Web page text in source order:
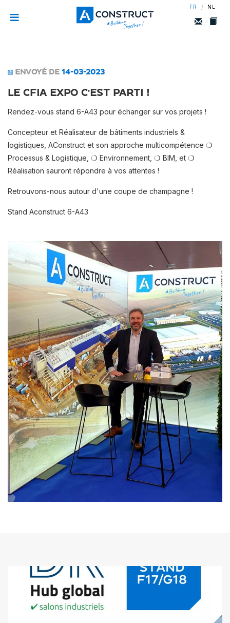
NL
/
FR
ENVOYÉ DE 14-03-2023
Le CFIA EXPO c'est parti !
Rendez-vous stand 6-A43 pour échanger sur vos projets !
Concepteur et Réalisateur de bâtiments industriels &
logistiques, AConstruct et son approche multicompétence ❍
Processus & Logistique, ❍ Environnement, ❍ BIM, et ❍
Réalisation sauront répondre à vos attentes !
Retrouvons-nous autour d'une coupe de champagne !
Stand Aconstruct 6-A43